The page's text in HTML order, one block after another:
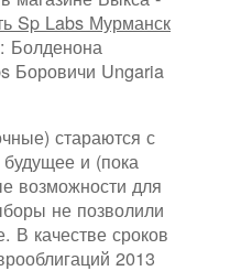
Sp Labs Мурманск
Болденона
Боровичи Ungaria
стараются с
и (пока
возможности для
не позволили
В качестве сроков
2013